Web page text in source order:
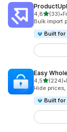
4,8av 5(33)
Totalt 33 •
Bulk import
Built for
Easy
4,5av 5(224)
Totalt 224 •
Hide
Built for